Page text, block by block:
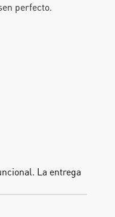
perfecto.
La entrega